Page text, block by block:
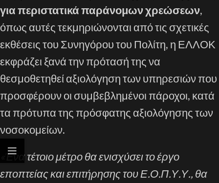
για περιστατικά παράνομων χρεώσεων,
όπως αυτές τεκμηριώνονται από τις σχετικές
εκθέσεις του Συνηγόρου του Πολίτη, η ΕΛΛΟΚ
εκφράζει ξανά την πρότασή της να
θεσμοθετηθεί αξιολόγηση των υπηρεσιών που
προσφέρουν οι συμβεβλημένοι πάροχοι, κατά
τα πρότυπα της πρόσφατης αξιολόγησης των
νοσοκομείων.
«Ένα τέτοιο μέτρο θα ενισχύσει το έργο
εποπτείας και επιτήρησης του Ε.Ο.Π.Υ.Υ., θα